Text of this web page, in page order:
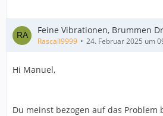
Feine Vibrationen, Brummen
Rascall9999 24. Februar 2025 um
Hi Manuel,
Du meinst bezogen auf das Problem